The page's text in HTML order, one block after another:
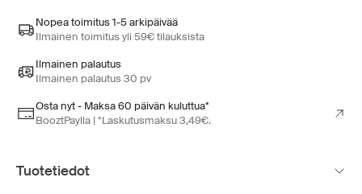
Nopea toimitus 1-5 arkipäivää
Ilmainen toimitus yli 59€ tilauksista
Ilmainen palautus
Ilmainen palautus 30 pv
Osta nyt - Maksa 60 päivän kuluttua*
BooztPaylla | *Laskutusmaksu 3,49€.
Tuotetiedot